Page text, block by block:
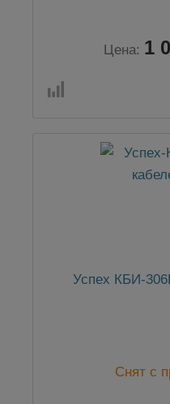
Цена: 1
Успех КБИ-
Снят с